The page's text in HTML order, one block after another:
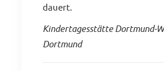
dauert.
Kindertagesstätte Dortmund-
Dortmund